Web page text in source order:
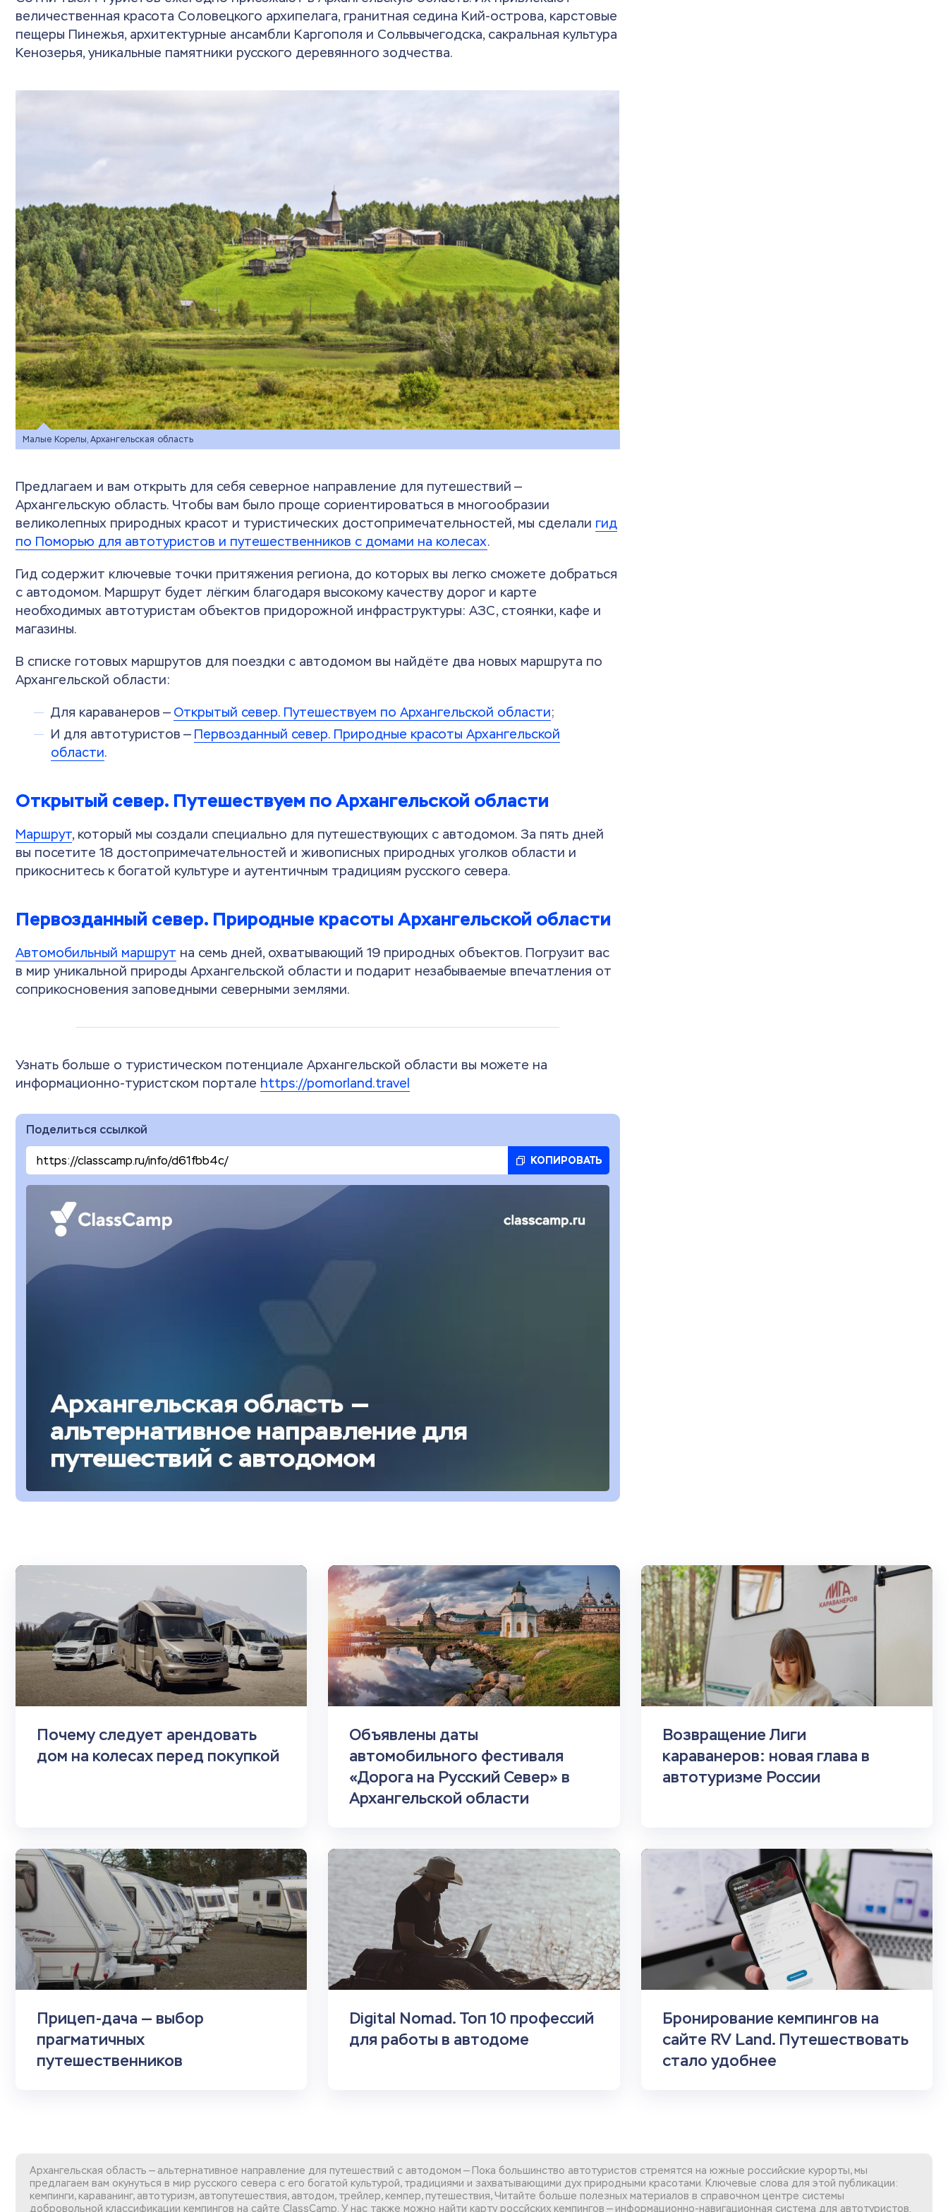
величественная красота Соловецкого архипелага, гранитная седина Кий-острова, карстовые
пещеры Пинежья, архитектурные ансамбли Каргополя и Сольвычегодска, сакральная культура
Кенозерья, уникальные памятники русского деревянного зодчества.
Малые Корелы, Архангельская область
Предлагаем и вам открыть для себя северное направление для путешествий —
Архангельскую область. Чтобы вам было проще сориентироваться в многообразии
великолепных природных красот и туристических достопримечательностей, мы сделали гид
по Поморью для автотуристов и путешественников с домами на колесах.
Гид содержит ключевые точки притяжения региона, до которых вы легко сможете добраться
с автодомом. Маршрут будет лёгким благодаря высокому качеству дорог и карте
необходимых автотуристам объектов придорожной инфраструктуры: АЗС, стоянки, кафе и
магазины.
В списке готовых маршрутов для поездки с автодомом вы найдёте два новых маршрута по
Архангельской области:
Для караванеров — Открытый север. Путешествуем по Архангельской области;
И для автотуристов — Первозданный север. Природные красоты Архангельской
области.
Открытый север. Путешествуем по Архангельской области
Маршрут, который мы создали специально для путешествующих с автодомом. За пять дней
вы посетите 18 достопримечательностей и живописных природных уголков области и
прикоснитесь к богатой культуре и аутентичным традициям русского севера.
Первозданный север. Природные красоты Архангельской области
Автомобильный маршрут на семь дней, охватывающий 19 природных объектов. Погрузит вас
в мир уникальной природы Архангельской области и подарит незабываемые впечатления от
соприкосновения заповедными северными землями.
Узнать больше о туристическом потенциале Архангельской области вы можете на
информационно-туристском портале https://pomorland.travel
Поделиться ссылкой
КОПИРОВАТЬ
Почему следует арендовать
дом на колесах перед покупкой
Объявлены даты
автомобильного фестиваля
«Дорога на Русский Север» в
Архангельской области
Возвращение Лиги
караванеров: новая глава в
автотуризме России
Прицеп-дача — выбор
прагматичных
путешественников
Digital Nomad. Топ 10 профессий
для работы в автодоме
Бронирование кемпингов на
сайте RV Land. Путешествовать
стало удобнее
Архангельская область — альтернативное направление для путешествий с автодомом — Пока большинство автотуристов стремятся на южные российские курорты, мы
предлагаем вам окунуться в мир русского севера с его богатой культурой, традициями и захватывающими дух природными красотами. Ключевые слова для этой публикации:
кемпинги, караванинг, автотуризм, автопутешествия, автодом, трейлер, кемпер, путешествия, Читайте больше полезных материалов в справочном центре системы
добровольной классификации кемпингов на сайте ClassCamp. У нас также можно найти карту россйских кемпингов — информационно-навигационная система для автотуристов.